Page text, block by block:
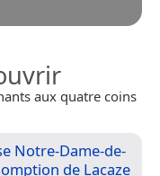
aux quatre coins
Notre-Dame-de-
de Lacaze